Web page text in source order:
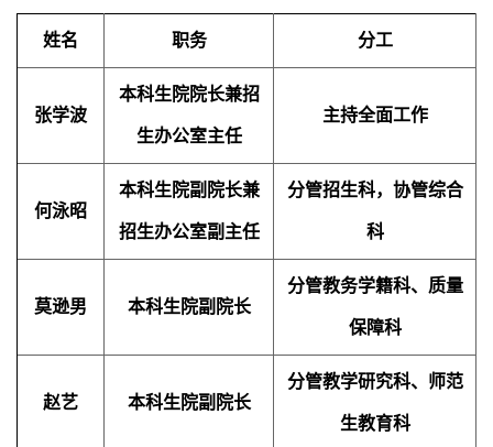
姓名 职务 分工
张学波
本科生院院长兼招
生办公室主任
主持全面工作
何泳昭
本科生院副院长兼
招生办公室副主任
分管招生科，协管综合
科
莫逊男 本科生院副院长
分管教务学籍科、质量
保障科
赵艺 本科生院副院长
分管教学研究科、师范
生教育科